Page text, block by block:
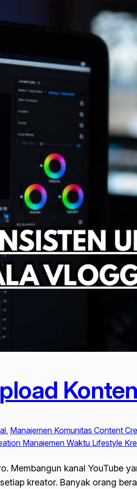
, Manajemen Komunitas Content
Manajemen Waktu Lifestyle
Membangun kanal YouTube
kreator. Banyak orang